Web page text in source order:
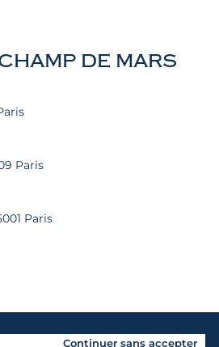
DE MARS
Paris
Paris
Continuer sans accepter